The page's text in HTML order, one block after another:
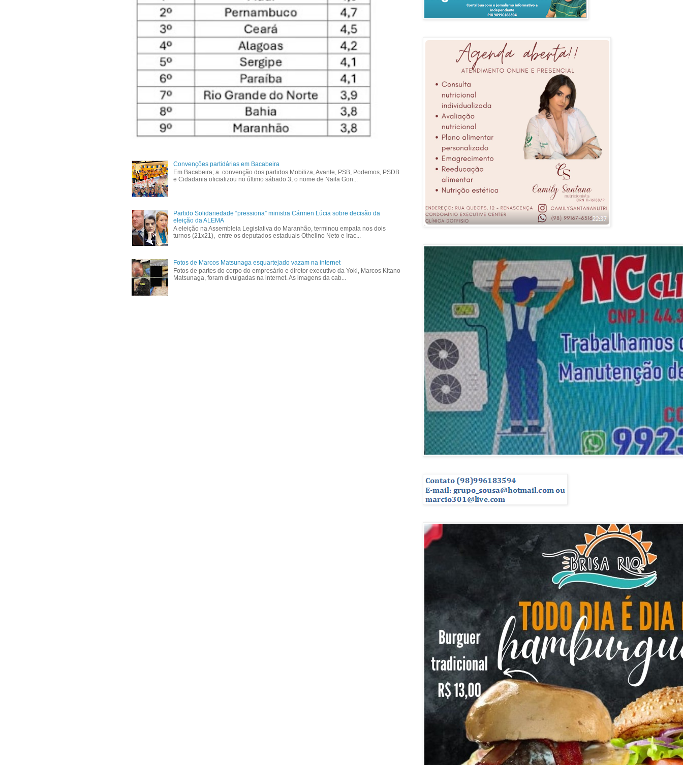
Convenções partidárias em Bacabeira
Em Bacabeira; a convenção dos partidos Mobiliza, Avante, PSB, Podemos, PSDB
e Cidadania oficializou no último sábado 3, o nome de Naila Gon...
Partido Solidariedade “pressiona” ministra Cármen Lúcia sobre decisão da
eleição da ALEMA
A eleição na Assembleia Legislativa do Maranhão, terminou empata nos dois
turnos (21x21), entre os deputados estaduais Othelino Neto e Irac...
Fotos de Marcos Matsunaga esquartejado vazam na internet
Fotos de partes do corpo do empresário e diretor executivo da Yoki, Marcos Kitano
Matsunaga, foram divulgadas na internet. As imagens da cab...